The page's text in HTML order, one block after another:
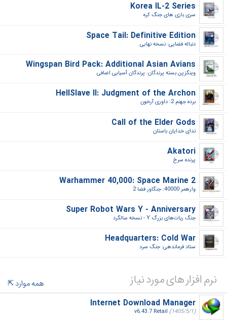
Korea IL-2 Series
سری بازی های جنگ کره‎
Space Tail: Definitive Edition
دنباله فضایی: نسخه نهایی‎
Wingspan Bird Pack: Additional Asian Avians
وینگزپن بسته پرندگان: پرندگان آسیایی اضافی‎
HellSlave II: Judgment of the Archon
برده جهنم 2: داوری آرخون‎
Call of the Elder Gods
ندای خدایان باستان‎
Akatori
پرنده سرخ‎
Warhammer 40,000: Space Marine 2
وارهمر 40000: جنگاور فضا 2‎
Super Robot Wars Y - Anniversary
جنگ ربات‌های بزرگ Y - نسخه سالگرد‎
Headquarters: Cold War
ستاد فرماندهی: جنگ سرد‎
نرم افزار های مورد نیاز
همه موارد
Internet Download Manager
v6.43.7 Retail (1405/5/1)